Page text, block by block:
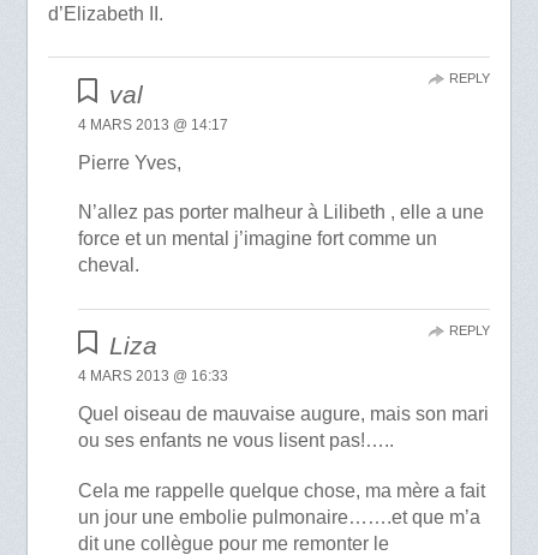
d’Elizabeth II.
val
4 MARS 2013 @ 14:17
Pierre Yves,
N’allez pas porter malheur à Lilibeth , elle a une
force et un mental j’imagine fort comme un
cheval.
REPLY
Liza
4 MARS 2013 @ 16:33
Quel oiseau de mauvaise augure, mais son mari
ou ses enfants ne vous lisent pas!…..
Cela me rappelle quelque chose, ma mère a fait
un jour une embolie pulmonaire…….et que m’a
dit une collègue pour me remonter le
REPLY